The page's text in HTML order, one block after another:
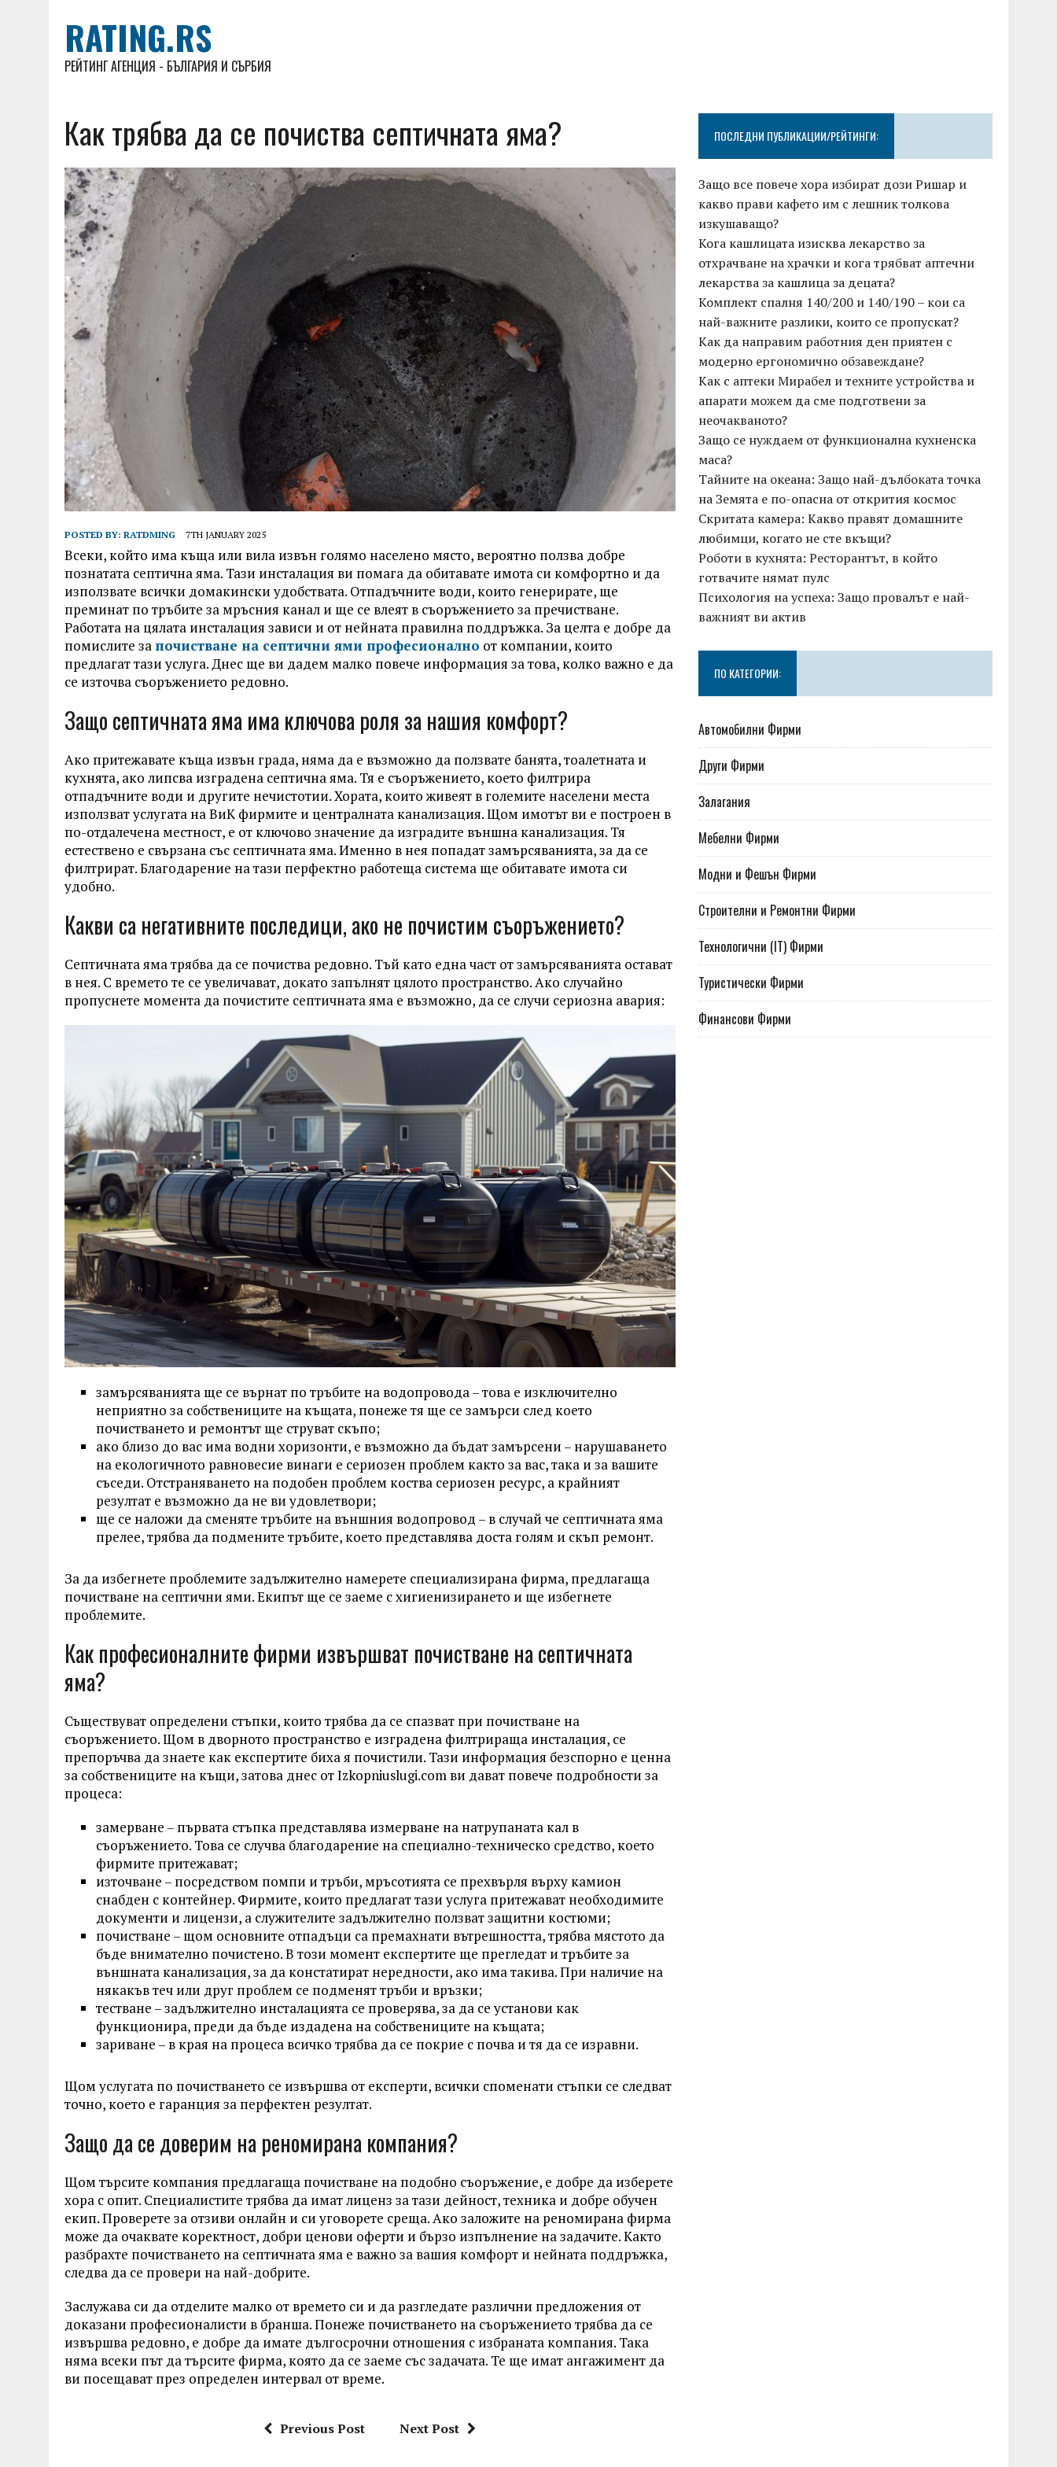
RATING.RS
РЕЙТИНГ АГЕНЦИЯ - БЪЛГАРИЯ И СЪРБИЯ
Как трябва да се почиства септичната яма?
POSTED BY: RATDMING 7TH JANUARY 2025
Всеки, който има къща или вила извън голямо населено място, вероятно ползва добре
познатата септична яма. Тази инсталация ви помага да обитавате имота си комфортно и да
използвате всички домакински удобствата. Отпадъчните води, които генерирате, ще
преминат по тръбите за мръсния канал и ще се влеят в съоръжението за пречистване.
Работата на цялата инсталация зависи и от нейната правилна поддръжка. За целта е добре да
помислите за почистване на септични ями професионално от компании, които
предлагат тази услуга. Днес ще ви дадем малко повече информация за това, колко важно е да
се източва съоръжението редовно.
Защо септичната яма има ключова роля за нашия комфорт?
Ако притежавате къща извън града, няма да е възможно да ползвате банята, тоалетната и
кухнята, ако липсва изградена септична яма. Тя е съоръжението, което филтрира
отпадъчните води и другите нечистотии. Хората, които живеят в големите населени места
използват услугата на ВиК фирмите и централната канализация. Щом имотът ви е построен в
по-отдалечена местност, е от ключово значение да изградите външна канализация. Тя
естествено е свързана със септичната яма. Именно в нея попадат замърсяванията, за да се
филтрират. Благодарение на тази перфектно работеща система ще обитавате имота си
удобно.
Какви са негативните последици, ако не почистим съоръжението?
Септичната яма трябва да се почиства редовно. Тъй като една част от замърсяванията остават
в нея. С времето те се увеличават, докато запълнят цялото пространство. Ако случайно
пропуснете момента да почистите септичната яма е възможно, да се случи сериозна авария:
замърсяванията ще се върнат по тръбите на водопровода – това е изключително
неприятно за собствениците на къщата, понеже тя ще се замърси след което
почистването и ремонтът ще струват скъпо;
ако близо до вас има водни хоризонти, е възможно да бъдат замърсени – нарушаването
на екологичното равновесие винаги е сериозен проблем както за вас, така и за вашите
съседи. Отстраняването на подобен проблем коства сериозен ресурс, а крайният
резултат е възможно да не ви удовлетвори;
ще се наложи да сменяте тръбите на външния водопровод – в случай че септичната яма
прелее, трябва да подмените тръбите, което представлява доста голям и скъп ремонт.
За да избегнете проблемите задължително намерете специализирана фирма, предлагаща
почистване на септични ями. Екипът ще се заеме с хигиенизирането и ще избегнете
проблемите.
Как професионалните фирми извършват почистване на септичната
яма?
Съществуват определени стъпки, които трябва да се спазват при почистване на
съоръжението. Щом в дворното пространство е изградена филтрираща инсталация, се
препоръчва да знаете как експертите биха я почистили. Тази информация безспорно е ценна
за собствениците на къщи, затова днес от Izkopniuslugi.com ви дават повече подробности за
процеса:
замерване – първата стъпка представлява измерване на натрупаната кал в
съоръжението. Това се случва благодарение на специално-техническо средство, което
фирмите притежават;
източване – посредством помпи и тръби, мръсотията се прехвърля върху камион
снабден с контейнер. Фирмите, които предлагат тази услуга притежават необходимите
документи и лицензи, а служителите задължително ползват защитни костюми;
почистване – щом основните отпадъци са премахнати вътрешността, трябва мястото да
бъде внимателно почистено. В този момент експертите ще прегледат и тръбите за
външната канализация, за да констатират нередности, ако има такива. При наличие на
някакъв теч или друг проблем се подменят тръби и връзки;
тестване – задължително инсталацията се проверява, за да се установи как
функционира, преди да бъде издадена на собствениците на къщата;
зариване – в края на процеса всичко трябва да се покрие с почва и тя да се изравни.
Щом услугата по почистването се извършва от експерти, всички споменати стъпки се следват
точно, което е гаранция за перфектен резултат.
Защо да се доверим на реномирана компания?
Щом търсите компания предлагаща почистване на подобно съоръжение, е добре да изберете
хора с опит. Специалистите трябва да имат лиценз за тази дейност, техника и добре обучен
екип. Проверете за отзиви онлайн и си уговорете среща. Ако заложите на реномирана фирма
може да очаквате коректност, добри ценови оферти и бързо изпълнение на задачите. Както
разбрахте почистването на септичната яма е важно за вашия комфорт и нейната поддръжка,
следва да се провери на най-добрите.
Заслужава си да отделите малко от времето си и да разгледате различни предложения от
доказани професионалисти в бранша. Понеже почистването на съоръжението трябва да се
извършва редовно, е добре да имате дългосрочни отношения с избраната компания. Така
няма всеки път да търсите фирма, която да се заеме със задачата. Те ще имат ангажимент да
ви посещават през определен интервал от време.
Previous Post Next Post
ПОСЛЕДНИ ПУБЛИКАЦИИ/РЕЙТИНГИ:
Защо все повече хора избират дози Ришар и
какво прави кафето им с лешник толкова
изкушаващо?
Кога кашлицата изисква лекарство за
отхрачване на храчки и кога трябват аптечни
лекарства за кашлица за децата?
Комплект спалня 140/200 и 140/190 – кои са
най-важните разлики, които се пропускат?
Как да направим работния ден приятен с
модерно ергономично обзавеждане?
Как с аптеки Мирабел и техните устройства и
апарати можем да сме подготвени за
неочакваното?
Защо се нуждаем от функционална кухненска
маса?
Тайните на океана: Защо най-дълбоката точка
на Земята е по-опасна от открития космос
Скритата камера: Какво правят домашните
любимци, когато не сте вкъщи?
Роботи в кухнята: Ресторантът, в който
готвачите нямат пулс
Психология на успеха: Защо провалът е най-
важният ви актив
ПО КАТЕГОРИИ:
Автомобилни Фирми
Други Фирми
Залагания
Мебелни Фирми
Модни и Фешън Фирми
Строителни и Ремонтни Фирми
Технологични (IT) Фирми
Туристически Фирми
Финансови Фирми